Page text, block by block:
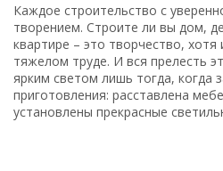
Каждое строительство с
творением. Строите ли вы дом,
квартире – это творчество, хотя
тяжелом труде. И вся прелесть
ярким светом лишь тогда, когда
приготовления: расставлена
установлены прекрасные